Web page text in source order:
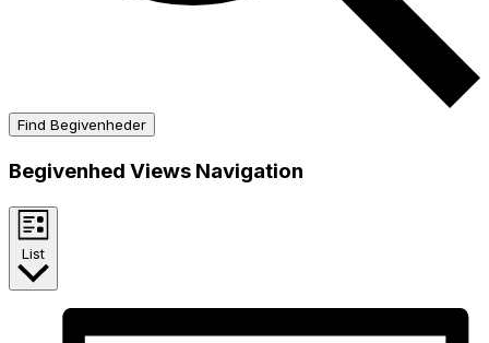
Find Begivenheder
Begivenhed Views Navigation
List